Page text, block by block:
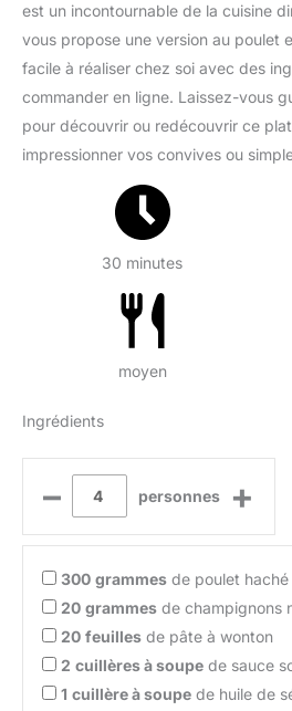
est un incontournable de la cuisine
vous propose une version au poulet
facile à réaliser chez soi avec des
commander en ligne. Laissez-vous
pour découvrir ou redécouvrir ce
impressionner vos convives ou
30 minutes
moyen
Ingrédients
– personnes +
300 grammes de poulet haché
20 grammes de champignons
20 feuilles de pâte à wonton
2 cuillères à soupe de sauce
1 cuillère à soupe de huile de